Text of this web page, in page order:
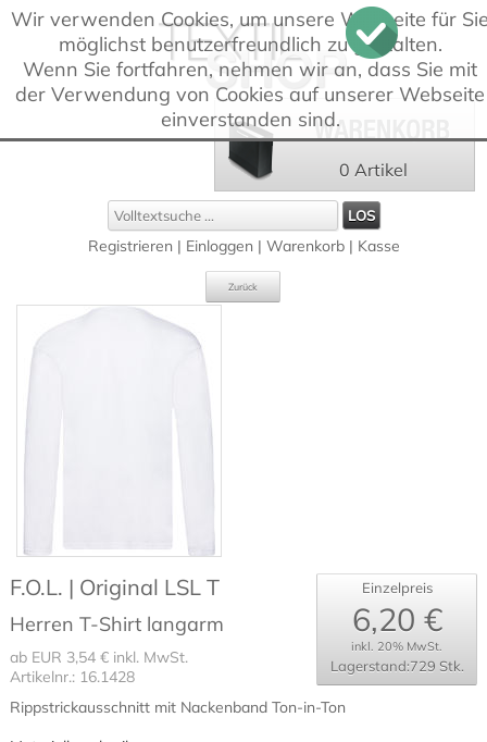
Wir verwenden Cookies, um unsere Webseite für
möglichst benutzerfreundlich zu gestalten.
Wenn Sie fortfahren, nehmen wir an, dass Sie mit
der Verwendung von Cookies auf unserer Webseite
einverstanden sind.
Registrieren | Einloggen | Warenkorb| Kasse
0 Artikel
Zurück
Einzelpreis
6,20 €
inkl. 20% MwSt.
Lagerstand:729 Stk.
F.O.L. | Original LSL T
Herren T-Shirt langarm
ab EUR 3,54 € inkl. MwSt.
Artikelnr.: 16.1428
Rippstrickausschnitt mit Nackenband Ton-in-Ton